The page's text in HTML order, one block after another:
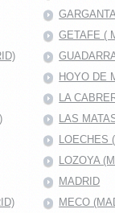
GETAFE (
HOYO DE
LA
LAS
LOECHES
LOZOYA
MADRID
MECO